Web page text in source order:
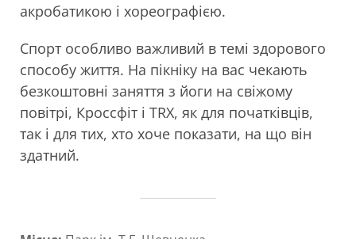
акробатикою і хореографією.
Спорт особливо важливий в темі здорового
способу життя. На пікніку на вас чекають
безкоштовні заняття з йоги на свіжому
повітрі, Кроссфіт і TRX, як для початківців,
так і для тих, хто хоче показати, на що він
здатний.